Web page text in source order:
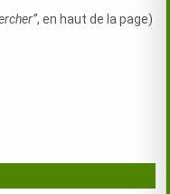
, en haut de la page)